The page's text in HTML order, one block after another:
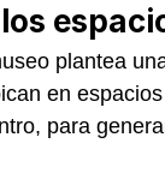
plantea
en
para